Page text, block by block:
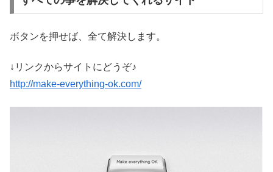
ボタンを押せば、全て解決します。
↓リンクからサイトにどうぞ♪
http://make-everything-ok.com/